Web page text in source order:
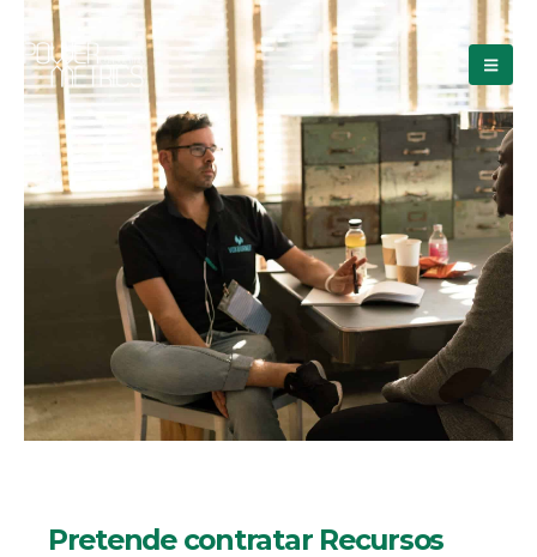
Pretende contratar Recursos